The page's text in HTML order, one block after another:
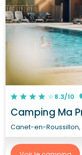
8.3/10
Camping Ma
Canet-en-